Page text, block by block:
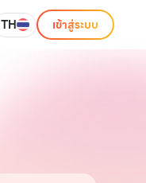
TH เข้าสู่ระบบ